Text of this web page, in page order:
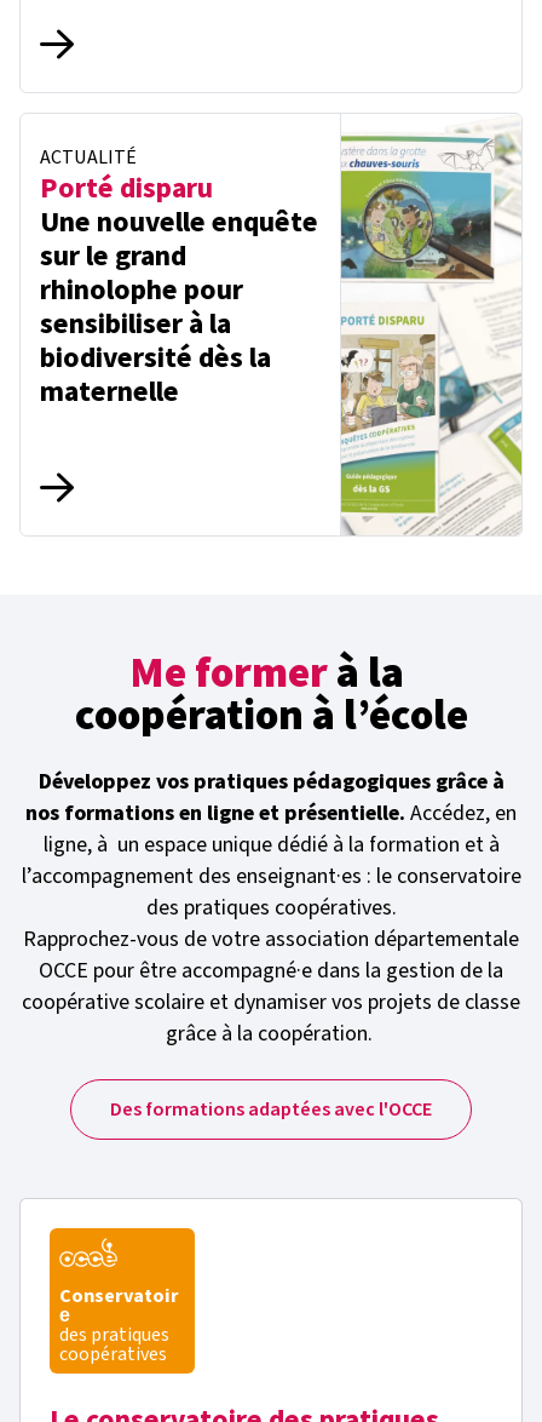
ACTUALITÉ
Porté disparu
Une nouvelle enquête
sur le grand
rhinolophe pour
sensibiliser à la
biodiversité dès la
maternelle
Me formerà la
coopération à l’école
Développez vos pratiques pédagogiques grâce à
nos formations en ligne et présentielle. Accédez, en
ligne, à un espace unique dédié à la formation et à
l’accompagnement des enseignant·es : le conservatoire
des pratiques coopératives.
Rapprochez-vous de votre association départementale
OCCE pour être accompagné·e dans la gestion de la
coopérative scolaire et dynamiser vos projets de classe
grâce à la coopération.
Des formations adaptées avec l'OCCE
Conservatoir
e
des pratiques
coopératives